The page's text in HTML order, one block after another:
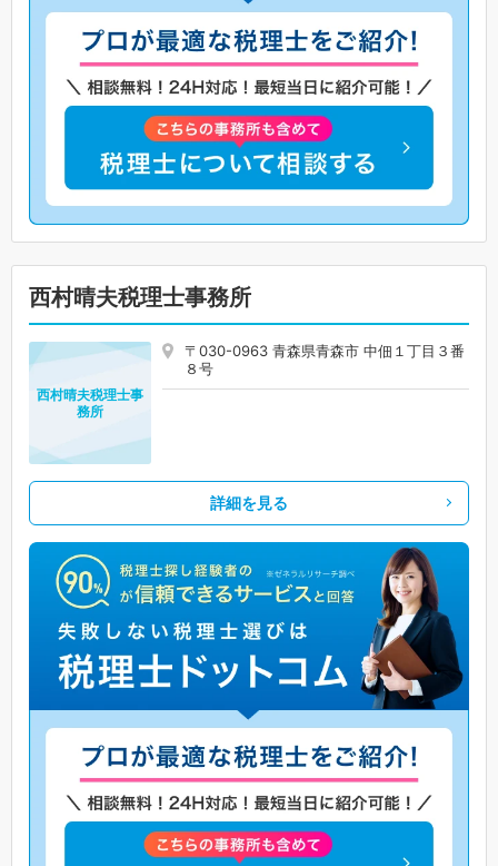
西村晴夫税理士事務所
〒030-0963 青森県青森市 中佃１丁目３番
８号
西村晴夫税理士事
務所
詳細を見る